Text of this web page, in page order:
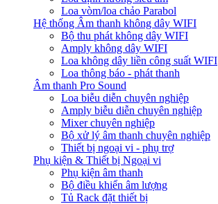
Loa vòm/loa chảo Parabol
Hệ thống Âm thanh không dây WIFI
Bộ thu phát không dây WIFI
Amply không dây WIFI
Loa không dây liền công suất WIFI
Loa thông báo - phát thanh
Âm thanh Pro Sound
Loa biễu diễn chuyên nghiệp
Amply biễu diễn chuyên nghiệp
Mixer chuyên nghiệp
Bộ xử lý âm thanh chuyên nghiệp
Thiết bị ngoại vi - phụ trợ
Phụ kiện & Thiết bị Ngoại vi
Phụ kiện âm thanh
Bộ điều khiển âm lượng
Tủ Rack đặt thiết bị